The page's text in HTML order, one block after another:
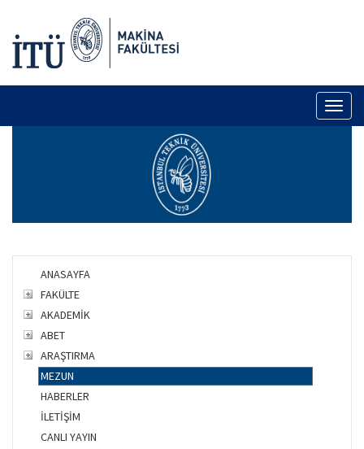
ANASAYFA
FAKÜLTE
AKADEMİK
ABET
ARAŞTIRMA
MEZUN
HABERLER
İLETİŞİM
CANLI YAYIN